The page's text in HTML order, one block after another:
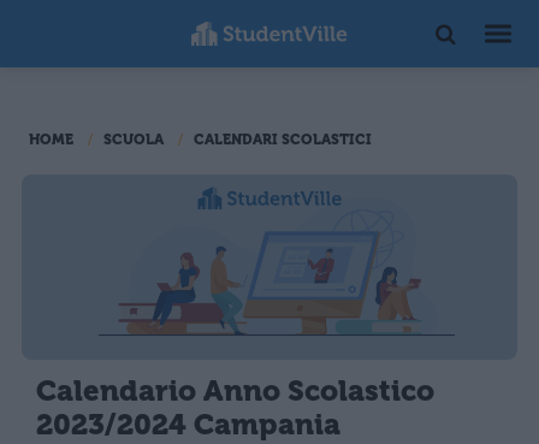
HOME SCUOLA CALENDARI SCOLASTICI
Calendario Anno Scolastico
2023/2024 Campania